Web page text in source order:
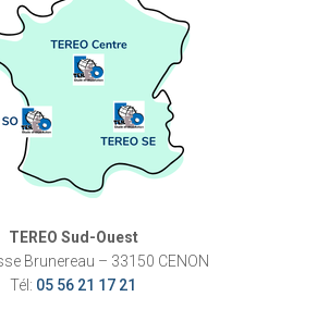
TEREO Sud-Ouest
Brunereau – 33150 CENON
Tél: 05 56 21 17 21